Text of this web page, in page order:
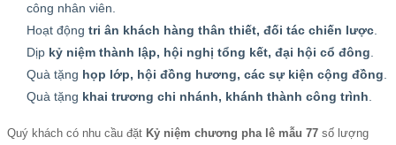
công nhân viên.
Hoạt động tri ân khách hàng thân thiết, đối tác chiến lược
Dịp kỷ niệm thành lập, hội nghị tổng kết, đại hội cổ đông
Quà tặng họp lớp, hội đồng hương, các sự kiện cộng đồng
Quà tặng khai trương chi nhánh, khánh thành công trình
Quý khách có nhu cầu đặt Kỷ niệm chương pha lê mẫu 77 số lượng